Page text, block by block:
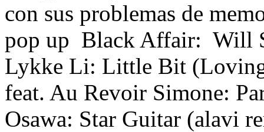
con sus problemas de
pop up Black Affair: Will
Lykke Li: Little Bit
feat. Au Revoir Simone:
Osawa: Star Guitar (alavi